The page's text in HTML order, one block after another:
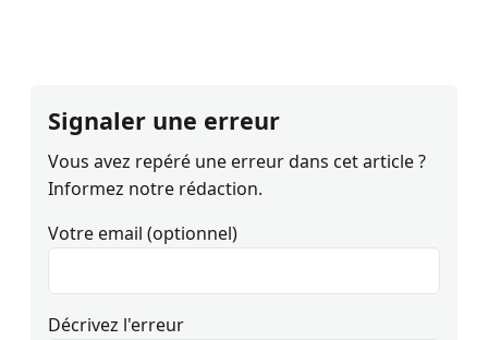
Signaler une erreur
Vous avez repéré une erreur dans cet article ?
Informez notre rédaction.
Votre email (optionnel)
Décrivez l'erreur